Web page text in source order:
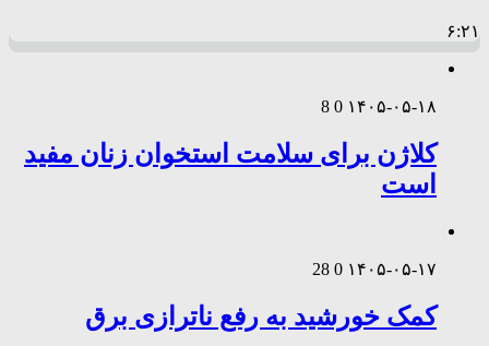
۶:۲۱
۱۴۰۵-۰۵-۱۸ 0
8
کلاژن برای سلامت استخوان زنان مفید
است
۱۴۰۵-۰۵-۱۷ 0
28
کمک خورشید به رفع ناترازی برق